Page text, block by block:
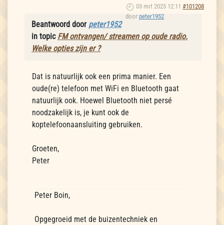
03 mrt 2025 12:11 #101208
door peter1952
Beantwoord door peter1952
in topic FM ontvangen/ streamen op oude radio.
Welke opties zijn er ?
Dat is natuurlijk ook een prima manier. Een
oude(re) telefoon met WiFi en Bluetooth gaat
natuurlijk ook. Hoewel Bluetooth niet persé
noodzakelijk is, je kunt ook de
koptelefoonaansluiting gebruiken.
Groeten,
Peter
Peter Boin,
Opgegroeid met de buizentechniek en